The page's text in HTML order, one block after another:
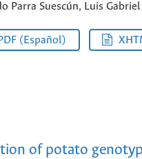
Parra Suescún, Luis
PDF (Español)
of potato